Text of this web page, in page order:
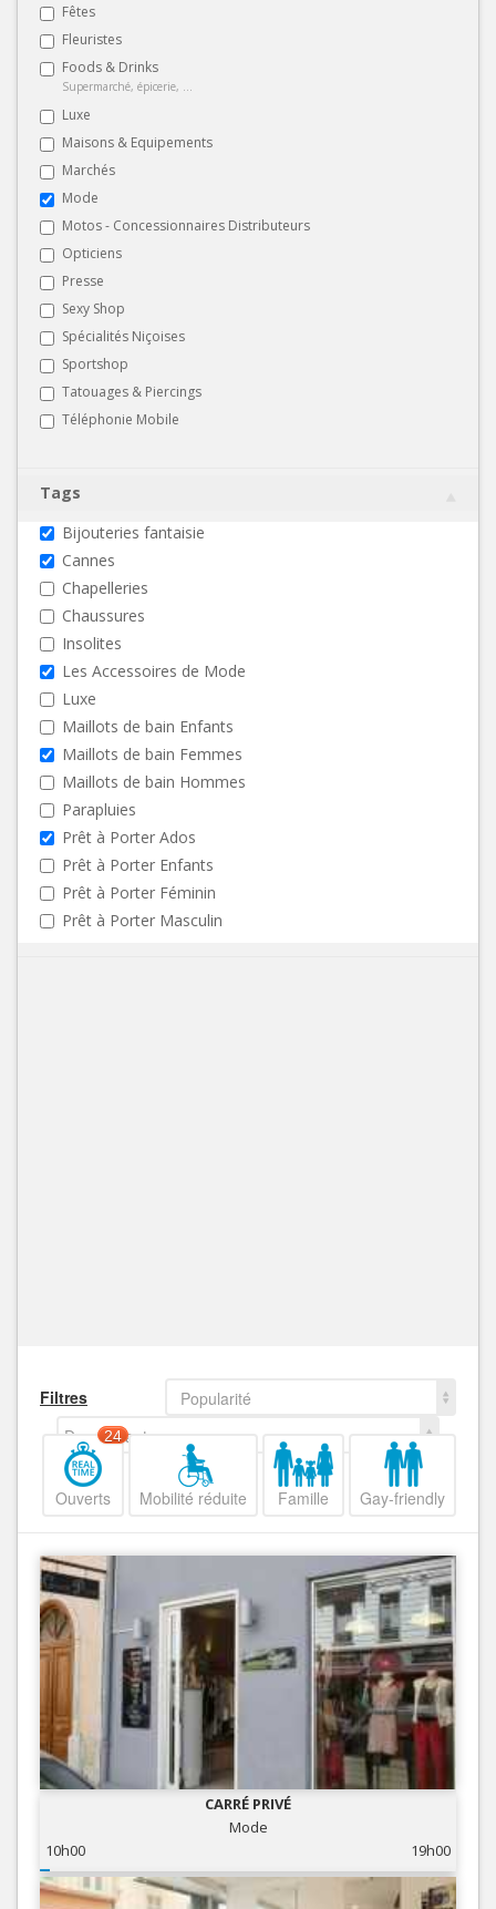
Fêtes
Fleuristes
Foods & Drinks
Supermarché, épicerie, ...
Luxe
Maisons & Equipements
Marchés
Mode
Motos - Concessionnaires Distributeurs
Opticiens
Presse
Sexy Shop
Spécialités Niçoises
Sportshop
Tatouages & Piercings
Téléphonie Mobile
Tags
Bijouteries fantaisie
Cannes
Chapelleries
Chaussures
Insolites
Les Accessoires de Mode
Luxe
Maillots de bain Enfants
Maillots de bain Femmes
Maillots de bain Hommes
Parapluies
Prêt à Porter Ados
Prêt à Porter Enfants
Prêt à Porter Féminin
Prêt à Porter Masculin
Filtres
Popularité
Decroissant
Ouverts
24
Mobilité réduite Famille Gay-friendly
CARRÉ PRIVÉ
Mode
10h00
19h00